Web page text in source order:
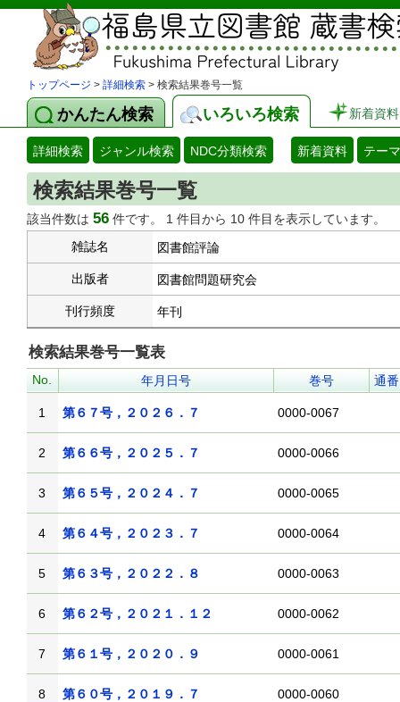
トップページ > 詳細検索 > 検索結果巻号一覧
かんたん検索 いろいろ検索 新着資料
詳細検索 ジャンル検索 NDC分類検索 新着資料 テー
検索結果巻号一覧
該当件数は 56 件です。 1 件目から 10 件目を表示しています。
雑誌名
図書館評論
出版者 図書館問題研究会
刊行頻度 年刊
検索結果巻号一覧表
No. 年月日号 巻号 通番
1 第６７号，２０２６．７ 0000-0067
2 第６６号，２０２５．７ 0000-0066
3 第６５号，２０２４．７ 0000-0065
4 第６４号，２０２３．７ 0000-0064
5 第６３号，２０２２．８ 0000-0063
6 第６２号，２０２１．１２ 0000-0062
7 第６１号，２０２０．９ 0000-0061
8 第６０号，２０１９．７ 0000-0060